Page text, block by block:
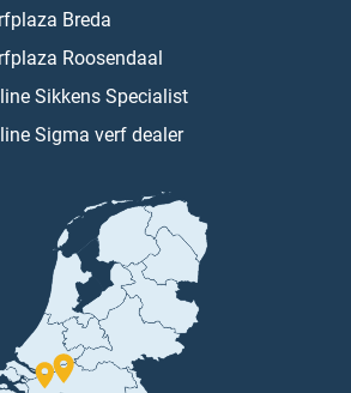
Breda
Roosendaal
Sikkens Specialist
Sigma verf dealer